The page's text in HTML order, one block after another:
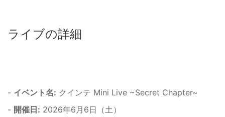
ライブの詳細
- イベント名: クインテ Mini Live ~Secret Chapter~
- 開催日: 2026年6月6日（土）